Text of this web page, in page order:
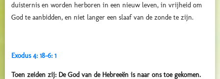
duisternis en worden herboren in een nieuw leven, in vrijheid om
God te aanbidden, en niet langer een slaaf van de zonde te zijn.
Exodus 4: 18-6: 1
Toen zeiden zij: De God van de Hebreeën is naar ons toe gekomen.